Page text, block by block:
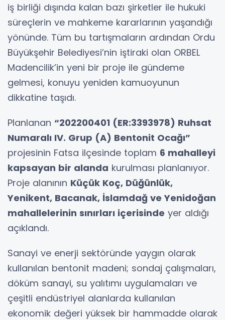
iş birliği dışında kalan bazı şirketler ile hukuki
süreçlerin ve mahkeme kararlarının yaşandığı
yönünde. Tüm bu tartışmaların ardından Ordu
Büyükşehir Belediyesi’nin iştiraki olan ORBEL
Madencilik’in yeni bir proje ile gündeme
gelmesi, konuyu yeniden kamuoyunun
dikkatine taşıdı.
Planlanan “202200401 (ER:3393978) Ruhsat
Numaralı IV. Grup (A) Bentonit Ocağı”
projesinin Fatsa ilçesinde toplam 6 mahalleyi
kapsayan bir alanda kurulması planlanıyor.
Proje alanının Küçük Koç, Düğünlük,
Yenikent, Bacanak, İslamdağ ve Yenidoğan
mahallelerinin sınırları içerisinde yer aldığı
açıklandı.
Sanayi ve enerji sektöründe yaygın olarak
kullanılan bentonit madeni; sondaj çalışmaları,
döküm sanayi, su yalıtımı uygulamaları ve
çeşitli endüstriyel alanlarda kullanılan
ekonomik değeri yüksek bir hammadde olarak